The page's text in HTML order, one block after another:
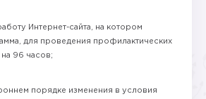
Интернет-сайта, на котором
для проведения профилактических
96 часов;
порядке изменения в условия